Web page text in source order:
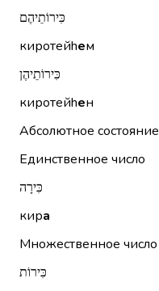
כִּירוֹתֵיהֶם
киротейhем
כִּירוֹתֵיהֶן
киротейhен
Абсолютное состояние
Единственное число
כִּירָה
кира
Множественное число
כִּירוֹת